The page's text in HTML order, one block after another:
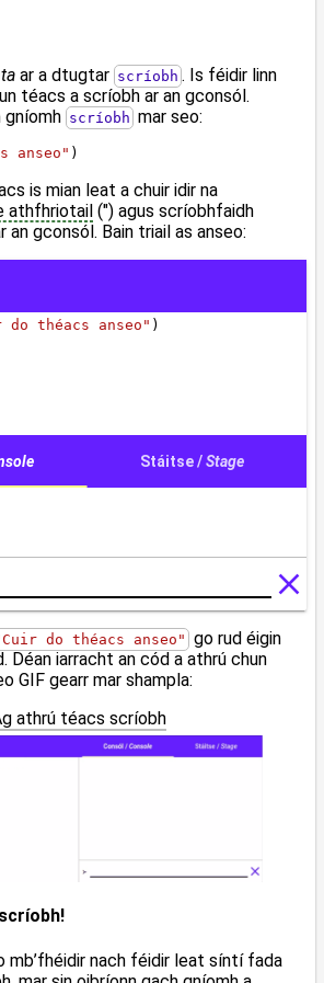
ar a dtugtar scríobh . Is féidir linn
téacs a scríobh ar an gconsól.
gníomh scríobh mar seo:
anseo" )
is mian leat a chuir idir na
athfhriotail (") agus scríobhfaidh
an gconsól. Bain triail as anseo:
do théacs anseo"
go rud éigin
Déan iarracht an cód a athrú chun
GIF gearr mar shampla:
athrú téacs scríobh
mb’fhéidir nach féidir leat síntí fada